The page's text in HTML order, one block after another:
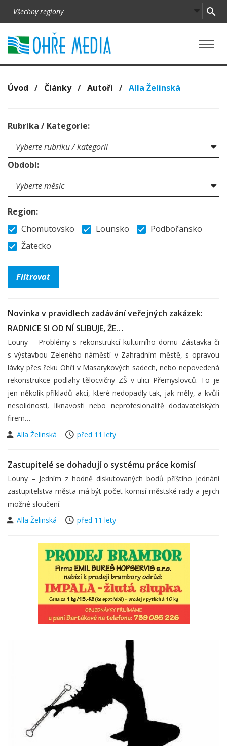
Úvod / Články/ Autoři / Alla Želinská
Rubrika / Kategorie:
Období:
Region:
Chomutovsko
Lounsko
Podbořansko
Žatecko
Novinka v pravidlech zadávání veřejných zakázek:
RADNICE SI OD NÍ SLIBUJE, ŽE…
Louny – Problémy s rekonstrukcí kulturního domu Zástavka či
s výstavbou Zeleného náměstí v Zahradním městě, s opravou
lávky přes řeku Ohři v Masarykových sadech, nebo nepovedená
rekonstrukce podlahy tělocvičny ZŠ v ulici Přemyslovců. To je
jen několik příkladů akcí, které nedopadly tak, jak měly, a kvůli
nesolidnosti, liknavosti nebo neprofesionalitě dodavatelských
firem…
Alla Želinská
před 11 lety
Zastupitelé se dohadují o systému práce komisí
Louny – Jedním z hodně diskutovaných bodů příštího jednání
zastupitelstva města má být počet komisí městské rady a jejich
možné sloučení.
Alla Želinská
před 11 lety